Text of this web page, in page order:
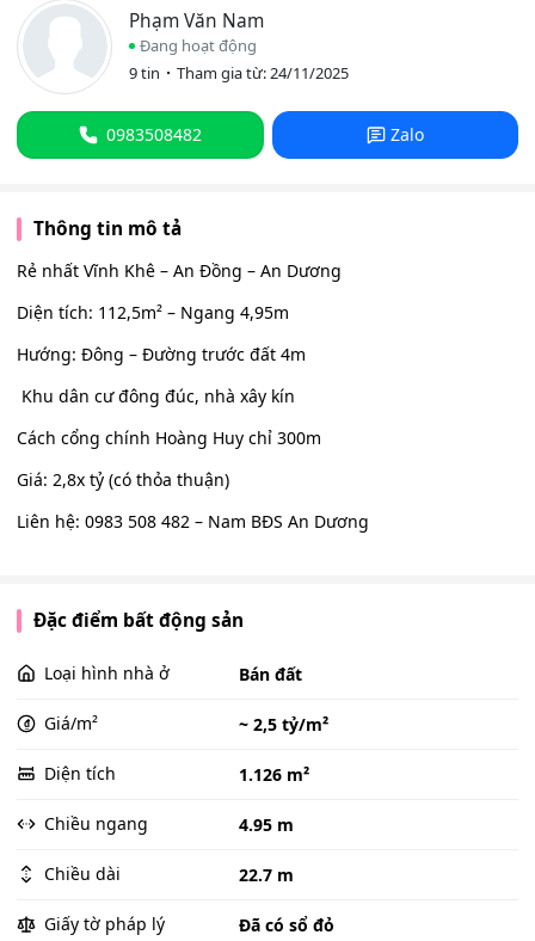
Phạm Văn Nam
Đang hoạt động
9 tin
Tham gia từ: 24/11/2025
0983508482 Zalo
Thông tin mô tả
Rẻ nhất Vĩnh Khê – An Đồng – An Dương
Diện tích: 112,5m² – Ngang 4,95m
Hướng: Đông – Đường trước đất 4m
️ Khu dân cư đông đúc, nhà xây kín
Cách cổng chính Hoàng Huy chỉ 300m
Giá: 2,8x tỷ (có thỏa thuận)
Liên hệ: 0983 508 482 – Nam BĐS An Dương
Đặc điểm bất động sản
Loại hình nhà ở Bán đất
Giá/m² ~ 2,5 tỷ/m²
Diện tích 1.126 m²
Chiều ngang 4.95 m
Chiều dài 22.7 m
Giấy tờ pháp lý Đã có sổ đỏ